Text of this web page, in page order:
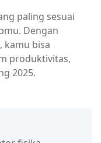
paling sesuai
Dengan
kamu bisa
produktivitas,
2025.